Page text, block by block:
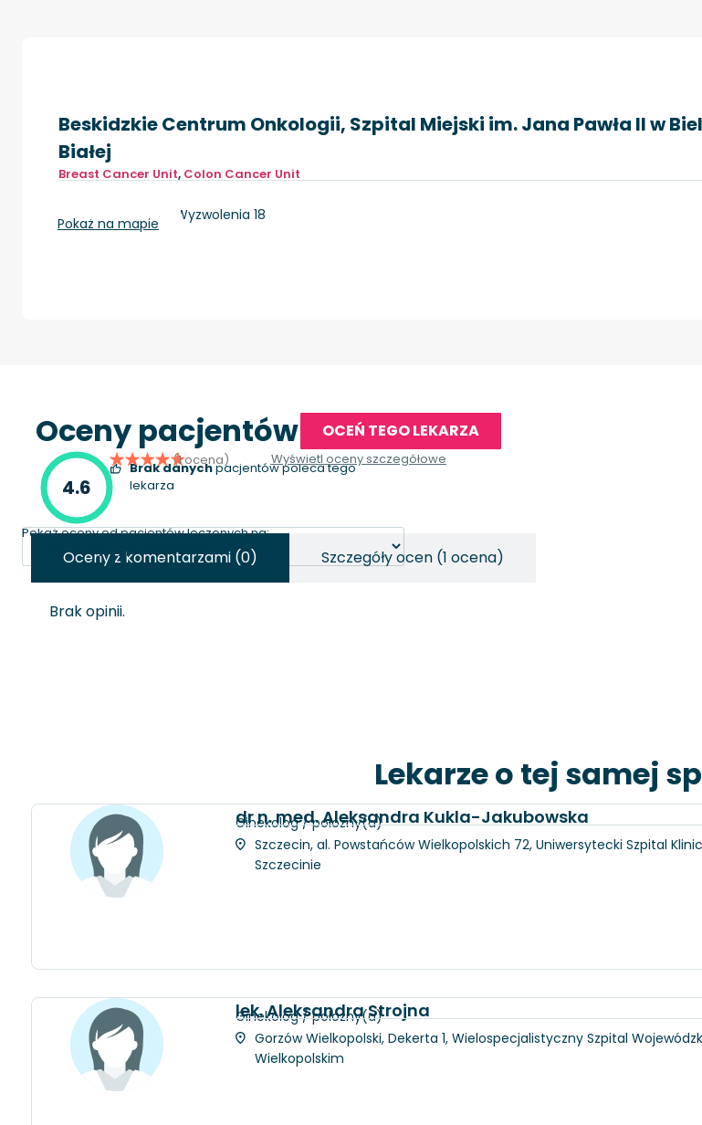
Beskidzkie Centrum Onkologii, Szpital Miejski im. Jana Pawła II w
Białej
Breast Cancer Unit, Colon Cancer Unit
Bielsko-Biała, ul. Wyzwolenia 18
Pokaż na mapie
Oceny pacjentów OCEŃ TEGO LEKARZA
4.6
(1 ocena)
Brak danychpacjentów poleca tego
lekarza
Wyświetl oceny szczegółowe
Pokaż oceny od pacjentów leczonych na:
Oceny z komentarzami (0) Szczegóły ocen (1 ocena)
Brak opinii.
Lekarze o tej samej
dr n. med. Aleksandra Kukla-Jakubowska
Ginekolog / położny(a)
Szczecin, al. Powstańców Wielkopolskich 72, Uniwersytecki Szpital
Szczecinie
lek. Aleksandra Strojna
Ginekolog / położny(a)
Gorzów Wielkopolski, Dekerta 1, Wielospecjalistyczny Szpital
Wielkopolskim